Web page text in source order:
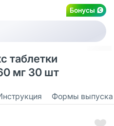
Бонусы
таблетки
мг 30 шт
Формы выпуска